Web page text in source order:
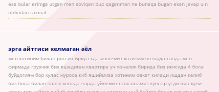
esa bular erimga utgan men soviqan bup qaganman ne bunaqa bugan ekan javap u.n
oldindan raxmat
эрга айтгиси келмаган аёл
мен хотиним билан россия иркутскда ишлемиз хотиним бозорда совда мен
фирмада грузчик биз яшедиган квартира уч хоналик бирида биз икисида 4 бола
буйдогиям бор хулас муроса киб яшиймиза хотиним овкат килади ишдан келиб
биз бола билан нарги хонада нарда уйнемиз гаплашамиз кунлар утди бир куни